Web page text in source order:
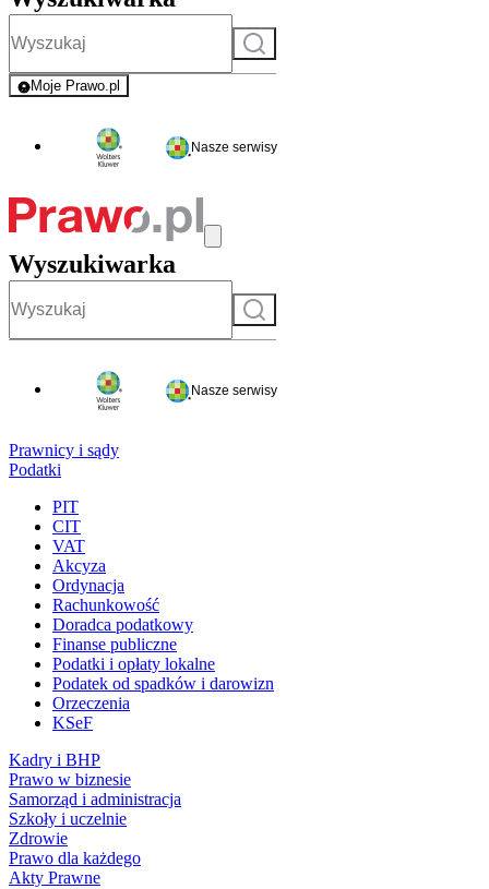
Szukaj
Moje Prawo.pl
- rejestracja i logowanie do serwisu
Nasze serwisy
Wyszukiwarka
Szukaj
Nasze serwisy
Prawnicy i sądy
Podatki
PIT
CIT
VAT
Akcyza
Ordynacja
Rachunkowość
Doradca podatkowy
Finanse publiczne
Podatki i opłaty lokalne
Podatek od spadków i darowizn
Orzeczenia
KSeF
Kadry i BHP
Prawo w biznesie
Samorząd i administracja
Szkoły i uczelnie
Zdrowie
Prawo dla każdego
Akty Prawne